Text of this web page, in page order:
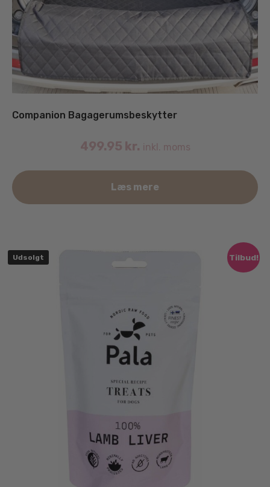
Companion Bagagerumsbeskytter
499.95 kr. inkl. moms
Læs mere
Tilbud!
Udsolgt